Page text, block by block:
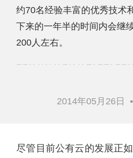
约70名经验丰富的优秀技术
下来的一年半的时间内会继
200人左右。
2014年05月26日
•
尽管目前公有云的发展正